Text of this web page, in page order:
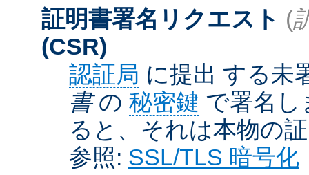
証明書署名リクエスト (
(CSR)
認証局 に提出 する未
書の 秘密鍵 で署名し
ると、それは本物の
参照: SSL/TLS 暗号化